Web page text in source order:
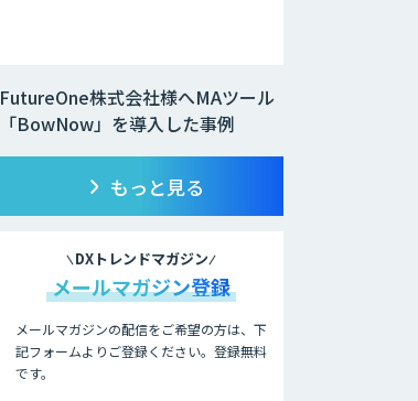
FutureOne株式会社様へMAツール
「BowNow」を導入した事例
もっと見る
DXトレンドマガジン
メールマガジン登録
メールマガジンの配信をご希望の方は、下
記フォームよりご登録ください。登録無料
です。